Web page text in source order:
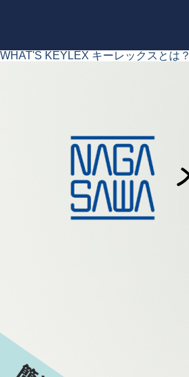
WHAT'S KEYLEX キーレックスとは？